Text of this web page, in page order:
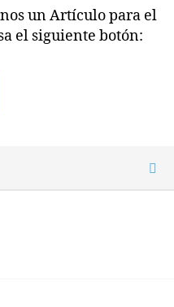
un Artículo para el
el siguiente botón: